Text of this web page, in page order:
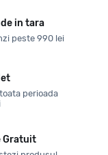
in tara
peste 990 lei
perioada
Gratuit